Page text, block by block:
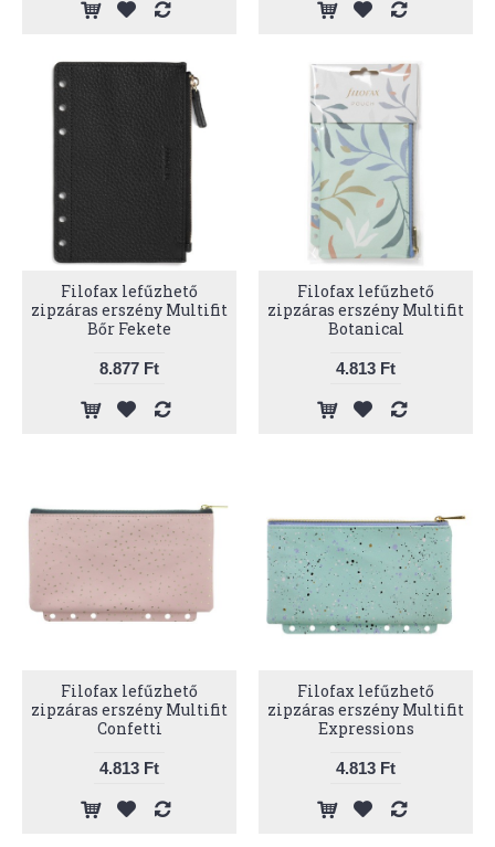
Filofax lefűzhető
zipzáras erszény Multifit
Bőr Fekete
8.877 Ft
Filofax lefűzhető
zipzáras erszény Multifit
Botanical
4.813 Ft
Filofax lefűzhető
zipzáras erszény Multifit
Confetti
4.813 Ft
Filofax lefűzhető
zipzáras erszény Multifit
Expressions
4.813 Ft